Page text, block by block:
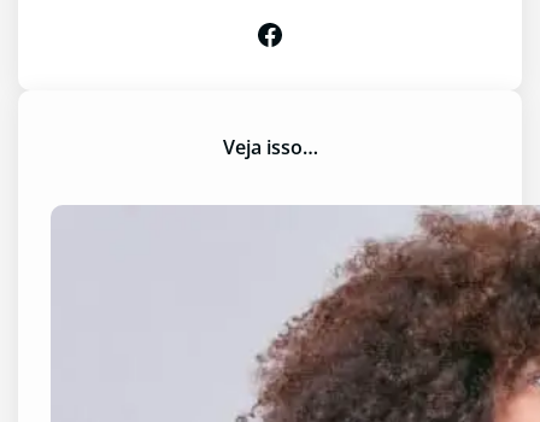
Facebook
Veja isso…